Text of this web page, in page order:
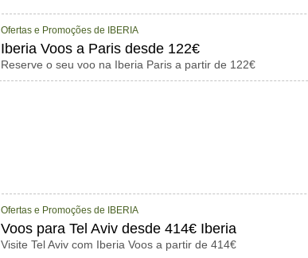
Ofertas e Promoções de IBERIA
Iberia Voos a Paris desde 122€
Reserve o seu voo na Iberia Paris a partir de 122€
Ofertas e Promoções de IBERIA
Voos para Tel Aviv desde 414€ Iberia
Visite Tel Aviv com Iberia Voos a partir de 414€